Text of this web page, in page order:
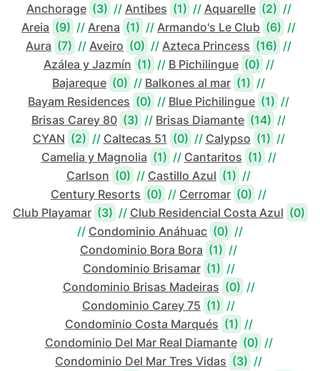
Anchorage (3) // Antibes (1) // Aquarelle (2) //
Areia (9) // Arena (1) // Armando's Le Club (6) //
Aura (7) // Aveiro (0) // Azteca Princess (16) //
Azálea y Jazmín (1) // B Pichilingue (0) //
Bajareque (0) // Balkones al mar (1) //
Bayam Residences (0) // Blue Pichilingue (1) //
Brisas Carey 80 (3) // Brisas Diamante (14) //
CYAN (2) // Caltecas 51 (0) // Calypso (1) //
Camelia y Magnolia (1) // Cantaritos (1) //
Carlson (0) // Castillo Azul (1) //
Century Resorts (0) // Cerromar (0) //
Club Playamar (3) // Club Residencial Costa Azul (0)
// Condominio Anáhuac (0) //
Condominio Bora Bora (1) //
Condominio Brisamar (1) //
Condominio Brisas Madeiras (0) //
Condominio Carey 75 (1) //
Condominio Costa Marqués (1) //
Condominio Del Mar Real Diamante (0) //
Condominio Del Mar Tres Vidas (3) //